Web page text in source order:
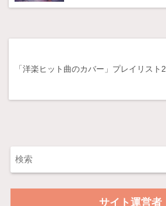
「洋楽ヒット曲のカバー」プレイリスト2
サイト運営者